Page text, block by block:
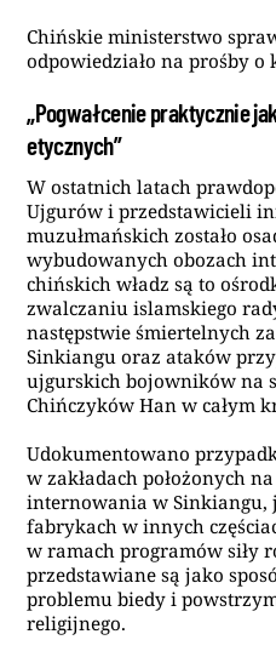
Chińskie ministerstwo
odpowiedziało na prośby o
„Pogwałcenie praktycznie
etycznych”
W ostatnich latach
Ujgurów i przedstawicieli
muzułmańskich zostało
wybudowanych obozach
chińskich władz są to
zwalczaniu islamskiego
następstwie śmiertelnych
Sinkiangu oraz ataków
ujgurskich bojowników na
Chińczyków Han w całym
Udokumentowano
w zakładach położonych
internowania w Sinkiangu,
fabrykach w innych
w ramach programów siły
przedstawiane są jako
problemu biedy i
religijnego.